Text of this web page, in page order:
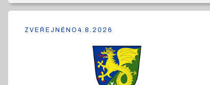
ZVEŘEJNĚNO 4.8.2026